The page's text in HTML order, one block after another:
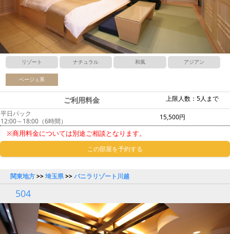
リゾート ナチュラル 和風 アジアン
ベージュ系
上限人数：5人まで
ご利用料金
平日パック
12:00～18:00（6時間）
15,500円
※商用料金については別途ご相談となります。
この部屋を予約する
関東地方>>埼玉県>>バニラリゾート川越
504